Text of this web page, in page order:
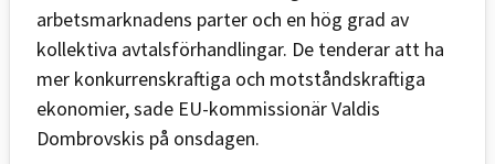
arbetsmarknadens parter och en hög grad av
kollektiva avtalsförhandlingar. De tenderar att ha
mer konkurrenskraftiga och motståndskraftiga
ekonomier, sade EU-kommissionär Valdis
Dombrovskis på onsdagen.